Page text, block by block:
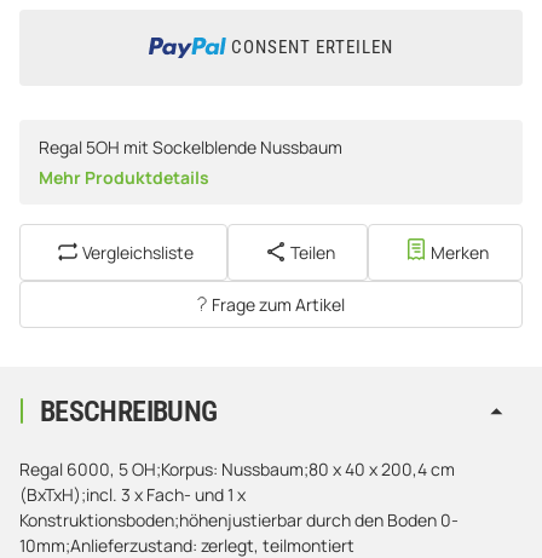
CONSENT ERTEILEN
Regal 5OH mit Sockelblende Nussbaum
Mehr Produktdetails
Vergleichsliste Teilen Merken
Frage zum Artikel
BESCHREIBUNG
Regal 6000, 5 OH;Korpus: Nussbaum;80 x 40 x 200,4 cm
(BxTxH);incl. 3 x Fach- und 1 x
Konstruktionsboden;höhenjustierbar durch den Boden 0-
10mm;Anlieferzustand: zerlegt, teilmontiert